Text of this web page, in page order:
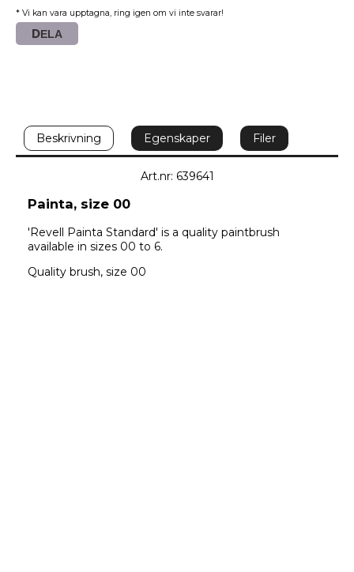
* Vi kan vara upptagna, ring igen om vi inte svarar!
DELA
Beskrivning Egenskaper Filer
Art.nr: 639641
Painta, size 00
'Revell Painta Standard' is a quality paintbrush
available in sizes 00 to 6.
Quality brush, size 00